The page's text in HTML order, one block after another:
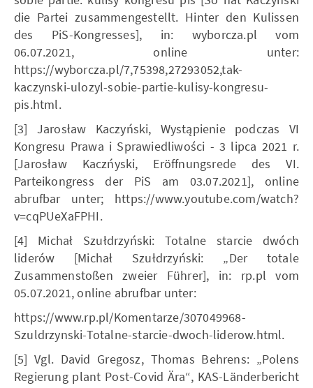
die Partei zusammengestellt. Hinter den Kulissen
des PiS-Kongresses], in: wyborcza.pl vom
06.07.2021, online unter:
https://wyborcza.pl/7,75398,27293052,tak-
kaczynski-ulozyl-sobie-partie-kulisy-kongresu-
pis.html.
[3] Jarosław Kaczyński, Wystąpienie podczas VI
Kongresu Prawa i Sprawiedliwości - 3 lipca 2021 r.
[Jarosław Kaczńyski, Eröffnungsrede des VI.
Parteikongress der PiS am 03.07.2021], online
abrufbar unter; https://www.youtube.com/watch?
v=cqPUeXaFPHI.
[4] Michał Szułdrzyński: Totalne starcie dwóch
liderów [Michał Szułdrzyński: „Der totale
Zusammenstoßen zweier Führer], in: rp.pl vom
05.07.2021, online abrufbar unter:
https://www.rp.pl/Komentarze/307049968-
Szuldrzynski-Totalne-starcie-dwoch-liderow.html.
[5] Vgl. David Gregosz, Thomas Behrens: „Polens
Regierung plant Post-Covid Ära“, KAS-Länderbericht